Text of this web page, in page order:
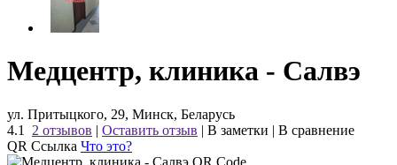
Медцентр, клиника - Салвэ
ул. Притыцкого, 29, Минск, Беларусь
4.1
2 отзывов | Оставить отзыв | В заметки | В сравнение
QR Ссылка Что это?